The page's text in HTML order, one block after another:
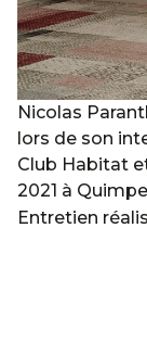
Nicolas
lors de son
Club Habitat
2021 à
Entretien